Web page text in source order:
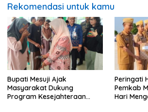
Rekomendasi untuk kamu
Bupati Mesuji Ajak
Masyarakat Dukung
Program Kesejahteraan
Peringati
Pemkab
Hari